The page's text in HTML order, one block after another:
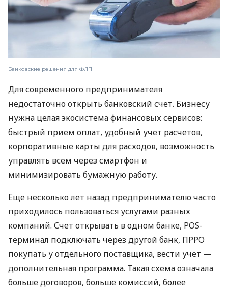
Банковские решения для ФЛП
Для современного предпринимателя
недостаточно открыть банковский счет. Бизнесу
нужна целая экосистема финансовых сервисов:
быстрый прием оплат, удобный учет расчетов,
корпоративные карты для расходов, возможность
управлять всем через смартфон и
минимизировать бумажную работу.
Еще несколько лет назад предпринимателю часто
приходилось пользоваться услугами разных
компаний. Счет открывать в одном банке, POS-
терминал подключать через другой банк, ПРРО
покупать у отдельного поставщика, вести учет —
дополнительная программа. Такая схема означала
больше договоров, больше комиссий, более